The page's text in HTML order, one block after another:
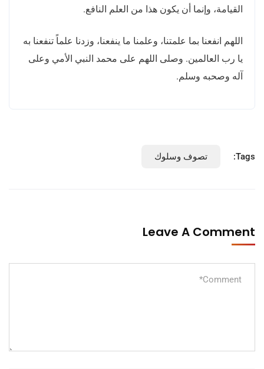
القيامة، وإنما أن يكون هذا من العلم النافع.
اللهم انفعنا بما علمتنا، وعلمنا ما ينفعنا، وزدنا علماً تنفعنا به
يا رب العالمين. وصلى اللهم على محمد النبي الأمي وعلى
آله وصحبه وسلم.
Tags: تصوف وسلوك
Leave A Comment